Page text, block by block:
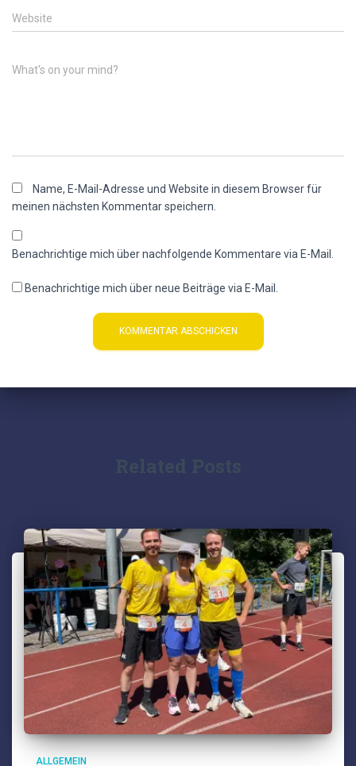
Website
What's on your mind?
Name, E-Mail-Adresse und Website in diesem Browser für
meinen nächsten Kommentar speichern.
Benachrichtige mich über nachfolgende Kommentare via E-Mail.
Benachrichtige mich über neue Beiträge via E-Mail.
ALLGEMEIN